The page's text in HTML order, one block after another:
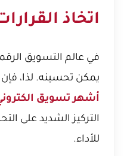
اتخاذ
في عالم التسويق
يمكن تحسينه. لذا، فإن
أشهر تسويق
التركيز الشديد على
للأداء.